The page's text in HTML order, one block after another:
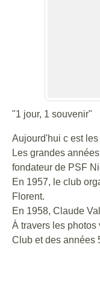
"1 jour, 1 souvenir"
Aujourd'hui c est
Les grandes
fondateur de PSF
En 1957, le club
Florent.
En 1958, Claude
À travers les
Club et des années